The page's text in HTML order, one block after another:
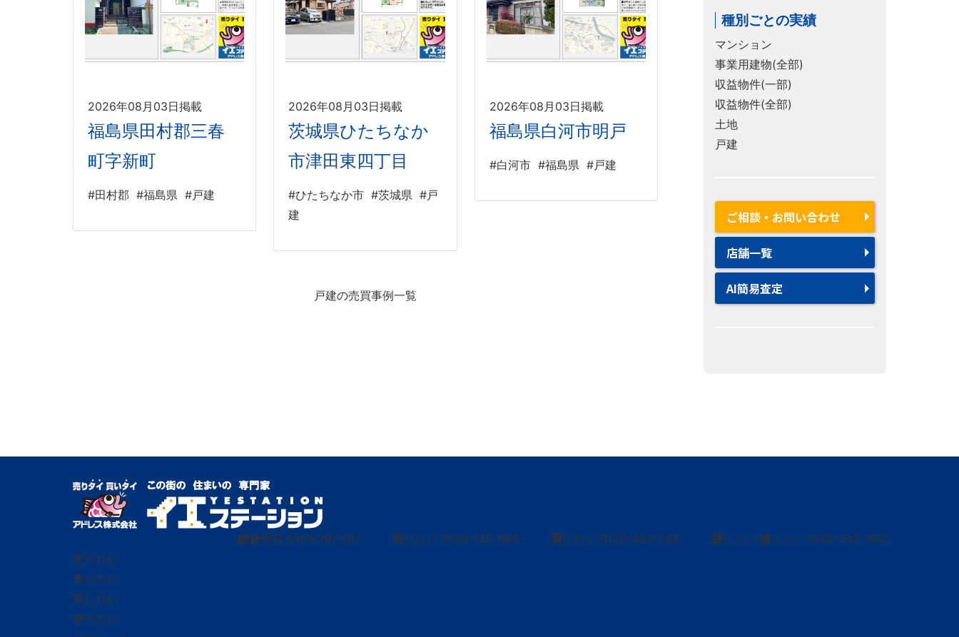
2026年08月03日掲載
福島県田村郡三春
町字新町
#田村郡 #福島県 #戸建
2026年08月03日掲載
茨城県ひたちなか
市津田東四丁目
#ひたちなか市 #茨城県 #戸
建
2026年08月03日掲載
福島県白河市明戸
#白河市 #福島県 #戸建
戸建の売買事例一覧
種別ごとの実績
マンション
事業用建物(全部)
収益物件(一部)
収益物件(全部)
土地
戸建
ご相談・お問い合わせ
店舗一覧
AI簡易査定
総合受付 0120-297-011 売りたい 0120-139-664 買いたい 0120-424-544 貸し たい 借り たい 0120-302-563
売りたい
買いたい
貸したい
借りたい